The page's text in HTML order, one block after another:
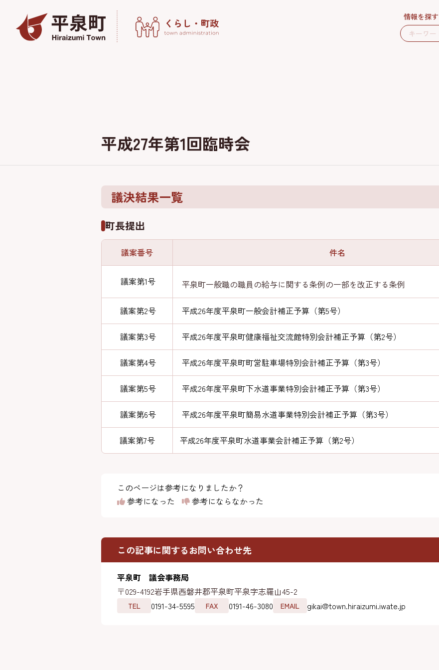
情報を探す
平成27年第1回臨時会
議決結果一覧
町長提出
議案番号 件名
議案第1号 平泉町一般職の職員の給与に関する条例の一部を改正する条例
議案第2号 平成26年度平泉町一般会計補正予算（第5号）
議案第3号 平成26年度平泉町健康福祉交流館特別会計補正予算（第2号）
議案第4号 平成26年度平泉町町営駐車場特別会計補正予算（第3号）
議案第5号 平成26年度平泉町下水道事業特別会計補正予算（第3号）
議案第6号 平成26年度平泉町簡易水道事業特別会計補正予算（第3号）
議案第7号 平成26年度平泉町水道事業会計補正予算（第2号）
このページは参考になりましたか？
参考になった
参考にならなかった
この記事に関するお問い合わせ先
平泉町 議会事務局
〒029-4192岩手県西磐井郡平泉町平泉字志羅山45-2
TEL 0191-34-5595 FAX 0191-46-3080 EMAIL gikai@town.hiraizumi.iwate.jp